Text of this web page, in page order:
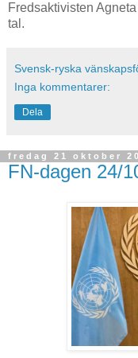
Fredsaktivisten
tal.
Svensk-ryska
Inga kommentarer:
Dela
fredag 21 oktober
FN-dagen 24/